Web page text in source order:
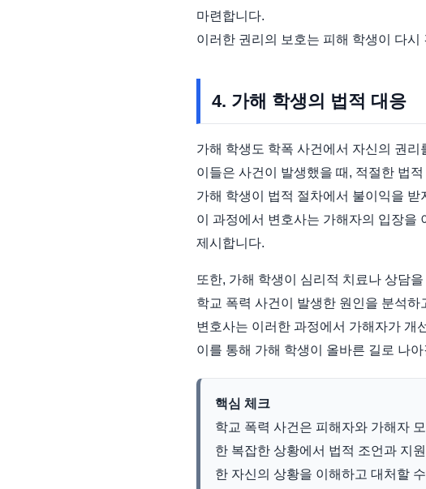
마련합니다.
이러한 권리의 보호는 피해 학생이 다
4. 가해 학생의 법적 대응
가해 학생도 학폭 사건에서 자신의 권리
이들은 사건이 발생했을 때, 적절한 법
가해 학생이 법적 절차에서 불이익을
이 과정에서 변호사는 가해자의 입장을
제시합니다.
또한, 가해 학생이 심리적 치료나 상담
학교 폭력 사건이 발생한 원인을 분석
변호사는 이러한 과정에서 가해자가 개
이를 통해 가해 학생이 올바른 길로 나
핵심 체크
학교 폭력 사건은 피해자와 가해자
한 복잡한 상황에서 법적 조언과 지
한 자신의 상황을 이해하고 대처할